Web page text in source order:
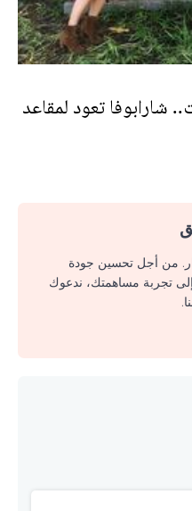
شارابوفا تعود لمقاعد
من أجل تحسين جودة
إلى تجربة مساهمتك، ندعوك